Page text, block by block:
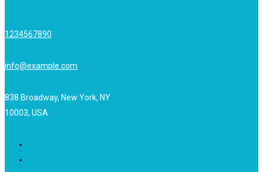
1234567890
info@example.com
838 Broadway, New York, NY
10003, USA